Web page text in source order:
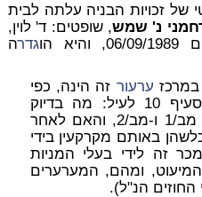
של זכויות הבניה עלתה לבית
נ' שמש, שופטים: ד' לוין,
הו
גדרה
ערעור זה הינה, כפי
שכבר העמדנו אותה בסעיף 10 לעיל: מה בדיוק
נמכר בחוזים המסומנים מב/1 ו-מב/2, והאם לאחר
באותם מקרקעין בידי
זה לידי בעלי המניות
ומהם, המערערים
החוזים הנ"ל).